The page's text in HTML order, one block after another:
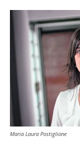
Maria Laura Postiglione